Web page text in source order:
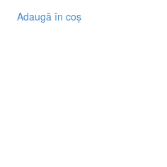
Adaugă în coș